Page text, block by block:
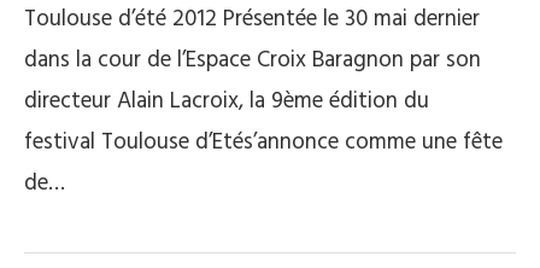
Toulouse d’été 2012 Présentée le 30 mai dernier
dans la cour de l’Espace Croix Baragnon par son
directeur Alain Lacroix, la 9ème édition du
festival Toulouse d’Etés’annonce comme une fête
de…